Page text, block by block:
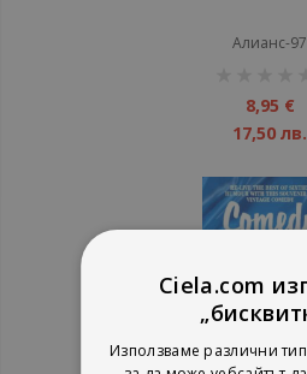
Алианс-97
8,95 €
17,50 лв.
Ciela.com
Използваме различни